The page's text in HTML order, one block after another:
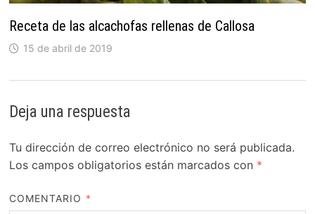
Receta de las alcachofas rellenas de Callosa
15 de abril de 2019
Deja una respuesta
Tu dirección de correo electrónico no será publicada.
Los campos obligatorios están marcados con *
COMENTARIO *